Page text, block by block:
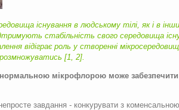
існування в людському тілі, як і в
стабільність свого середовища
відіграє роль у створенні
[1, 2].
мікрофлорою може
завдання - конкурувати з